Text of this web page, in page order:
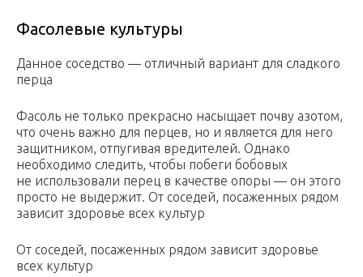
Фасолевые культуры
Данное соседство — отличный вариант для сладкого
перца
Фасоль не только прекрасно насыщает почву азотом,
что очень важно для перцев, но и является для него
защитником, отпугивая вредителей. Однако
необходимо следить, чтобы побеги бобовых
не использовали перец в качестве опоры — он этого
просто не выдержит. От соседей, посаженных рядом
зависит здоровье всех культур
От соседей, посаженных рядом зависит здоровье
всех культур